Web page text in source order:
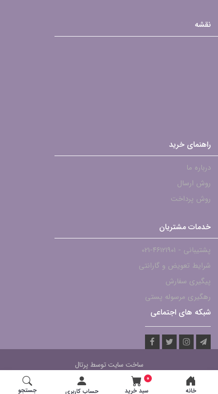
خانه
0
سبد خرید
حساب کاربری جستجو
نقشه
راهنمای خرید
درباره ما
روش ارسال
روش پرداخت
خدمات مشتریان
پشتیبانی - ۴۶۱۲۱۹۰۱-021
شرایط تعویض و گارانتی
پیگیری سفارش
رهگیری مرسوله پستی
شبکه های اجتماعی
ساخت سایت توسطپرتال